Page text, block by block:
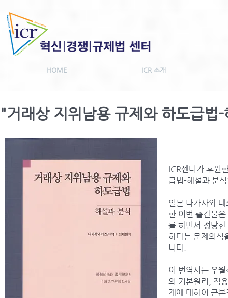
HOME ICR 소개
"거래상 지위남용 규제와 하도급법
ICR센터가 후원
급법-해설과 분
일본 나가사와
한 이번 출간물
를 하면서 정당
하다는 문제의식
니다.
이 번역서는 우
의 기본원리, 적
계에 대하여 근